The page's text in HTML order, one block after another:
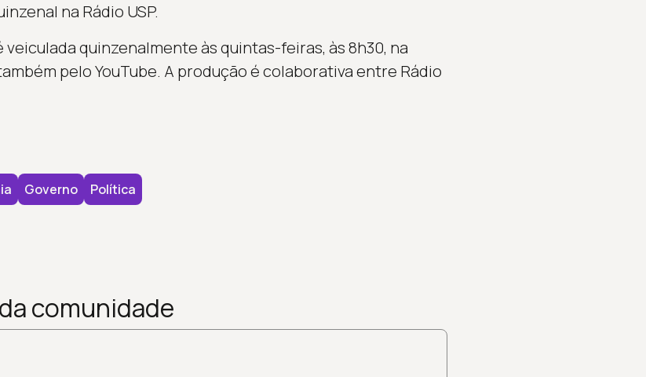
na Rádio USP.
veiculada quinzenalmente às quintas-feiras, às 8h30, na
pelo YouTube. A produção é colaborativa entre Rádio
Governo Política
comunidade